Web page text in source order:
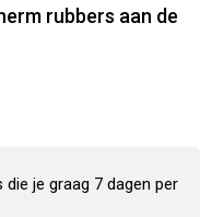
rubbers aan de
je graag 7 dagen per